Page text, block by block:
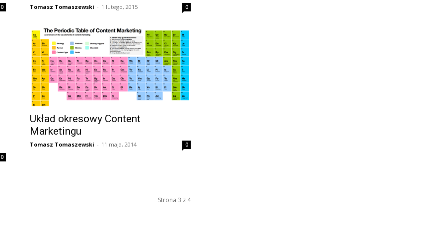
0 Tomasz Tomaszewski - 1 lutego, 2015 0
0
Układ okresowy Content
Marketingu
Tomasz Tomaszewski - 11 maja, 2014 0
Strona 3 z 4